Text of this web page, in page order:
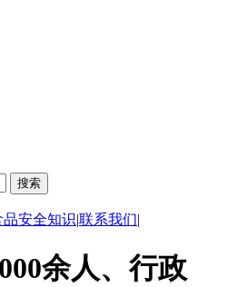
品安全知识|联系我们|
余人、行政